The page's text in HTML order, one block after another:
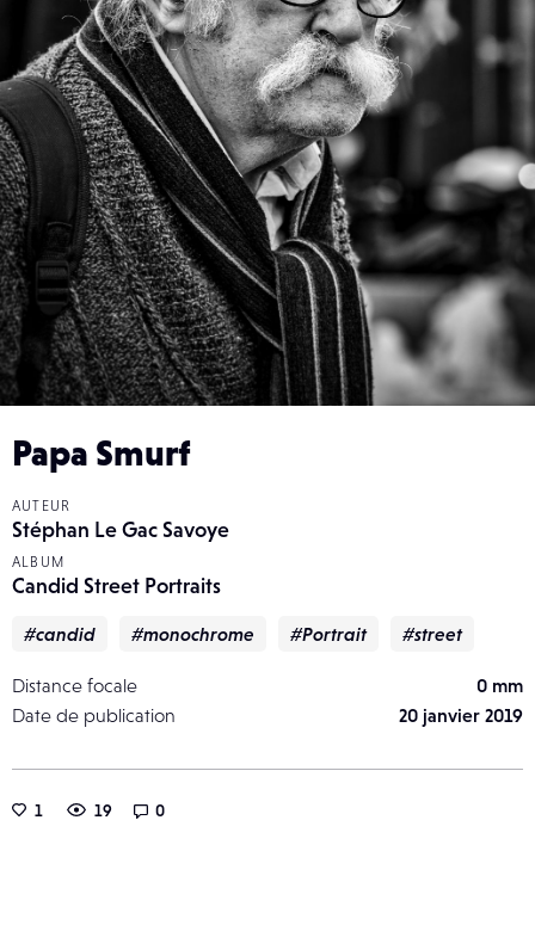
Papa Smurf
AUTEUR
Stéphan Le Gac Savoye
ALBUM
Candid Street Portraits
#candid #monochrome #Portrait #street
Distance focale
0 mm
Date de publication
20 janvier 2019
1 19 0